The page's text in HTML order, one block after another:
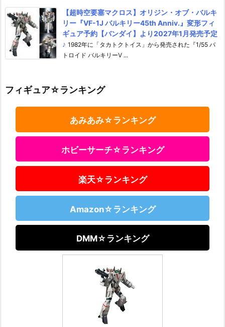
【超時空要塞マクロス】オリジン・オブ・バルキ
リー『VF-1J バルキリー45th Anniv.』変形フィ
ギュア予約【バンダイ】より2027年1月発売予定
♪ 1982年に「タカトクトイス」から発売された『1/55 バ
トロイド バルキリーV ...
フィギュア☆ランキング
あみあみ☆ランキング
ホビーサーチ☆ランキング
楽天☆ランキング
Amazon☆ランキング
DMM☆ランキング